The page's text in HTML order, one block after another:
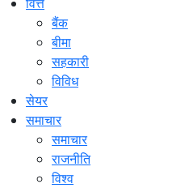
वित्त
बैंक
बीमा
सहकारी
विविध
सेयर
समाचार
समाचार
राजनीति
विश्व